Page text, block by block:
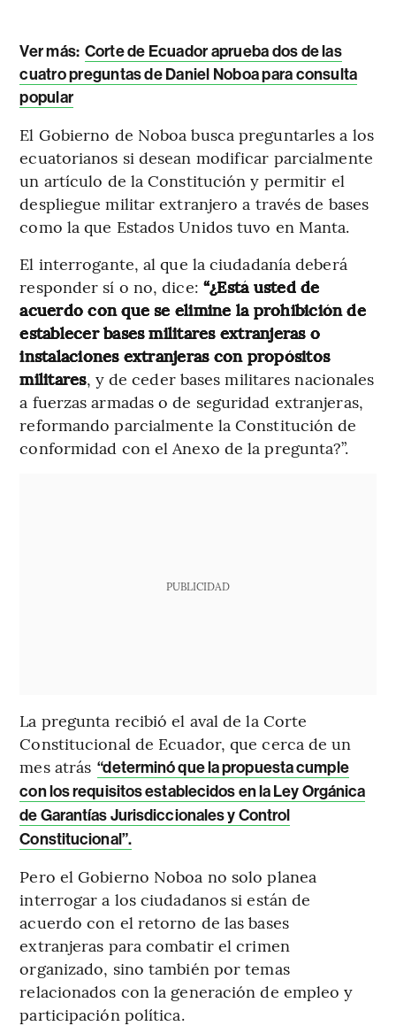
Ver más: Corte de Ecuador aprueba dos de las
cuatro preguntas de Daniel Noboa para consulta
popular
El Gobierno de Noboa busca preguntarles a los
ecuatorianos si desean modificar parcialmente
un artículo de la Constitución y permitir el
despliegue militar extranjero a través de bases
como la que Estados Unidos tuvo en Manta.
El interrogante, al que la ciudadanía deberá
responder sí o no, dice: “¿Está usted de
acuerdo con que se elimine la prohibición de
establecer bases militares extranjeras o
instalaciones extranjeras con propósitos
militares, y de ceder bases militares nacionales
a fuerzas armadas o de seguridad extranjeras,
reformando parcialmente la Constitución de
conformidad con el Anexo de la pregunta?”.
PUBLICIDAD
La pregunta recibió el aval de la Corte
Constitucional de Ecuador, que cerca de un
mes atrás “determinó que la propuesta cumple
con los requisitos establecidos en la Ley Orgánica
de Garantías Jurisdiccionales y Control
Constitucional”.
Pero el Gobierno Noboa no solo planea
interrogar a los ciudadanos si están de
acuerdo con el retorno de las bases
extranjeras para combatir el crimen
organizado, sino también por temas
relacionados con la generación de empleo y
participación política.